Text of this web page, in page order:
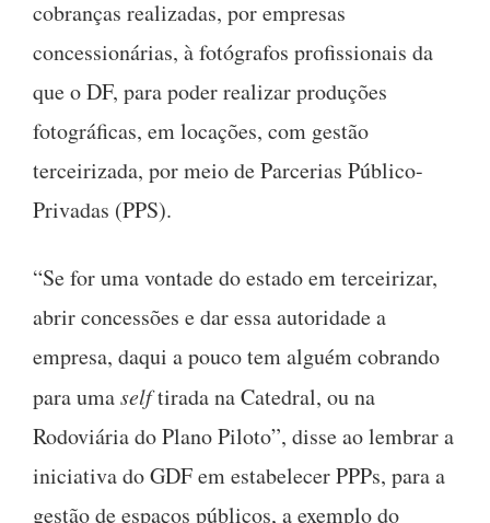
cobranças realizadas, por empresas
concessionárias, à fotógrafos profissionais da
que o DF, para poder realizar produções
fotográficas, em locações, com gestão
terceirizada, por meio de Parcerias Público-
Privadas (PPS).
“Se for uma vontade do estado em terceirizar,
abrir concessões e dar essa autoridade a
empresa, daqui a pouco tem alguém cobrando
para umaselftirada na Catedral, ou na
Rodoviária do Plano Piloto”, disse ao lembrar a
iniciativa do GDF em estabelecer PPPs, para a
gestão de espaços públicos, a exemplo do